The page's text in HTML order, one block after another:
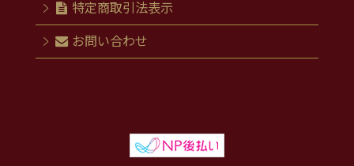
特定商取引法表示
お問い合わせ